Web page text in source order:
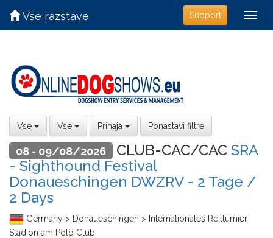
Support
Vse razstave
Vse Vse Prihaja Ponastavi filtre
08 - 09/08/2026 CLUB-CAC/CAC SRA
- Sighthound Festival
Donaueschingen DWZRV - 2 Tage /
2 Days
Germany > Donaueschingen > Internationales Reitturnier
Stadion am Polo Club